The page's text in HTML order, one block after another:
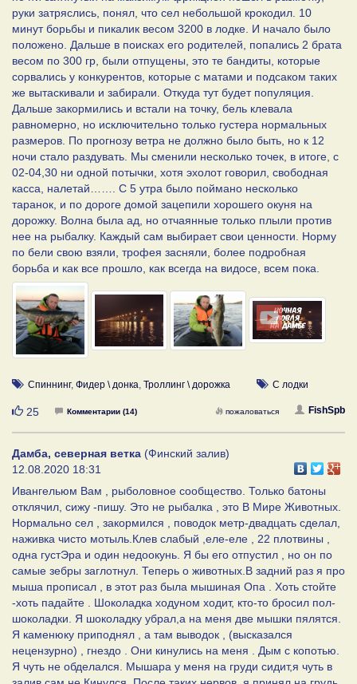
руки затряслись, понял, что сел небольшой крокодил. 10
минут борьбы и пикалик весом 3200 в лодке. И начало было
положено. Дальше в поисках его родителей, попались 2 брата
весом по 300 гр, были отпущены, это те бандиты, которые
сорвались у конкурентов, которые с матами и подсаком таких
же вытаскивали и забирали. Откуда тут будет популяция.
Дальше закормились и встали на точку, бель клевала
равномерно, но исключительно только густера нормальных
размеров. По прогнозу ветра не должно было быть, но к 12
ночи стало раздувать. Мы сменили несколько точек, в итоге, с
02-04,30 ни одной потычки, хотя эхолот говорил, свободная
касса, налетай……. С 5 утра было поймано несколько
таранок, и по дороге домой зацепили хорошего окуня на
дорожку. Волна была ад, но отчаянные только плыли против
нее на рыбалку. Каждый сам выбирает свои ценности. Норму
по бели свою взяли, трофея засняли, более подробная
борьба и как все прошло, как всегда на видосе, всем пока.
Спиннинг, Фидер \ донка, Троллинг \ дорожка С лодки
Нравится
25 Комментарии (14) FishSpb
пожаловаться
Дамба, северная ветка (Финский залив)
12.08.2020 18:31
Ивангельюм Вам , рыболовное сообщество. Только батоны
отклячил, сижу -пишу. Это не рыбалка , это В Мире Животных.
Нормально сел , закормился , поводок метр-двадцать сделал,
наживка чисто мотыль.Клев слабый ,еле-еле , 22 плотвины ,
одна густЭра и один недоокунь. Я бы его отпустил , но он по
самые зебры заглотнул. Теперь о животных.В задний раз я про
мыша прописал , в этот раз была мышиная Опа . Хоть стойте
-хоть падайте . Шоколадка ходуном ходит, кто-то бросил пол-
шоколадки. Я шоколадку убрал,а на меня две мышки пялятся.
Я каменюку приподнял , а там выводок , (высказался
нецензурно) , гнездо . Они кинулись на меня . Дым с копотью.
Я чуть не обделался. Мышара у меня на груди сидит,я чуть в